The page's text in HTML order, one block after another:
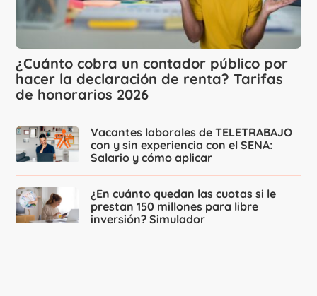
¿Cuánto cobra un contador público por
hacer la declaración de renta? Tarifas
de honorarios 2026
Vacantes laborales de TELETRABAJO
con y sin experiencia con el SENA:
Salario y cómo aplicar
¿En cuánto quedan las cuotas si le
prestan 150 millones para libre
inversión? Simulador